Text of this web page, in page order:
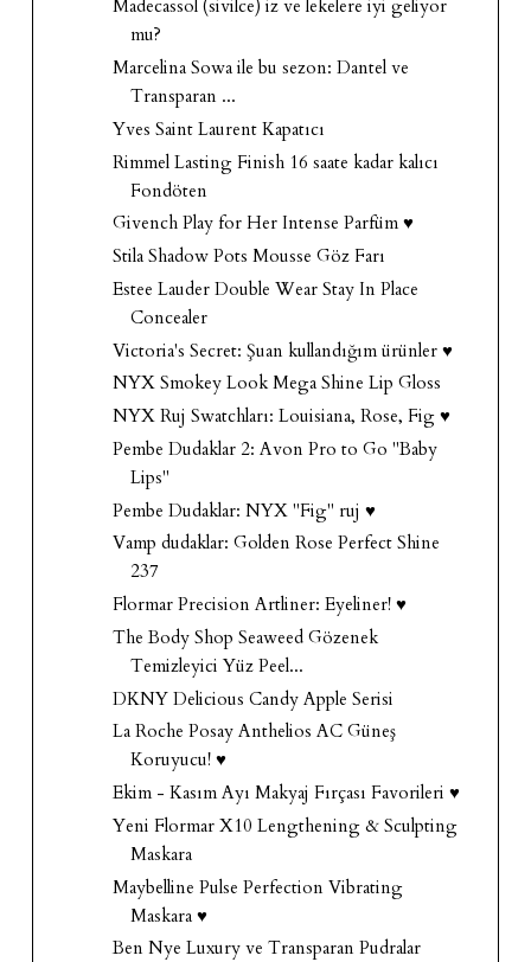
Madecassol (sivilce) iz ve lekelere iyi geliyor
mu?
Marcelina Sowa ile bu sezon: Dantel ve
Transparan ...
Yves Saint Laurent Kapatıcı
Rimmel Lasting Finish 16 saate kadar kalıcı
Fondöten
Givench Play for Her Intense Parfüm ♥
Stila Shadow Pots Mousse Göz Farı
Estee Lauder Double Wear Stay In Place
Concealer
Victoria's Secret: Şuan kullandığım ürünler ♥
NYX Smokey Look Mega Shine Lip Gloss
NYX Ruj Swatchları: Louisiana, Rose, Fig ♥
Pembe Dudaklar 2: Avon Pro to Go "Baby
Lips"
Pembe Dudaklar: NYX "Fig" ruj ♥
Vamp dudaklar: Golden Rose Perfect Shine
237
Flormar Precision Artliner: Eyeliner! ♥
The Body Shop Seaweed Gözenek
Temizleyici Yüz Peel...
DKNY Delicious Candy Apple Serisi
La Roche Posay Anthelios AC Güneş
Koruyucu! ♥
Ekim - Kasım Ayı Makyaj Fırçası Favorileri ♥
Yeni Flormar X10 Lengthening & Sculpting
Maskara
Maybelline Pulse Perfection Vibrating
Maskara ♥
Ben Nye Luxury ve Transparan Pudralar